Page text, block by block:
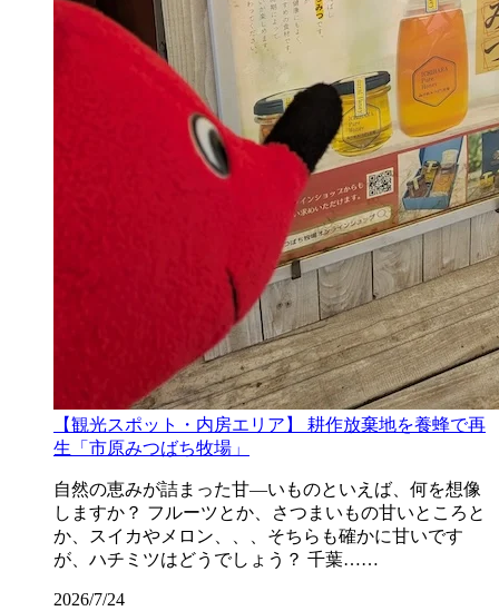
【観光スポット・内房エリア】 耕作放棄地を養蜂で再
生「市原みつばち牧場」
自然の恵みが詰まった甘―いものといえば、何を想像
しますか？ フルーツとか、さつまいもの甘いところと
か、スイカやメロン、、、そちらも確かに甘いです
が、ハチミツはどうでしょう？ 千葉……
2026/7/24